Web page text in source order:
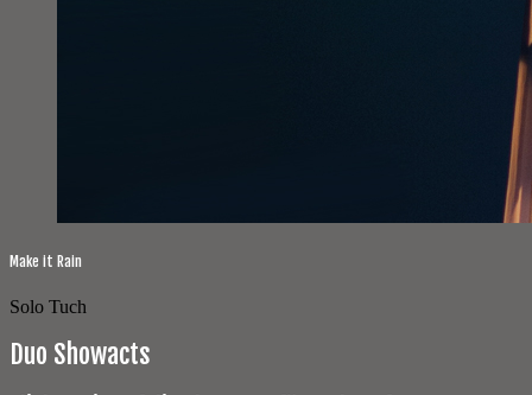
Make it Rain
Solo Tuch
Duo Showacts